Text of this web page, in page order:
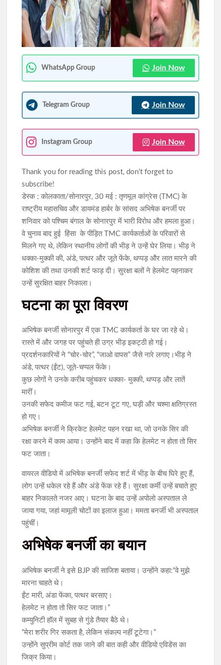
गुमला के कोइन्जारा में सर्वेश्वरी समूह ने बांटे 250 पौधे, ग्रामीणों को किया
पर्यावरण संरक्षण के लिए जागरूक
सिमडेगा में प्रतिबंधित गौवंशीय पशु के मांस के अवैध परिवहन का मामला, दो
आरोपी गिरफ्तारWhatsApp Group Join Now
Telegram Group Join Now
Instagram Group Join Now
Thank you for reading this post, don't forget to
subscribe!
डेस्क : कोलकाता/सोनारपुर, 30 मई : तृणमूल कांग्रेस (TMC) के
राष्ट्रीय महासचिव और डायमंड हार्बर के सांसद अभिषेक बनर्जी पर
शनिवार को पश्चिम बंगाल के सोनारपुर में भारी विरोध और हमला हुआ।
वे चुनाव बाद हुई हिंसा के पीड़ित TMC कार्यकर्ताओं के परिवारों से
मिलने गए थे, लेकिन स्थानीय लोगों की भीड़ ने उन्हें घेर लिया। भीड़ ने
धक्का-मुक्की की, अंडे, पत्थर और जूते फेंके, थप्पड़ और लात मारने की
कोशिश की तथा उनकी शर्ट फाड़ दी। सुरक्षा बलों ने हेलमेट पहनाकर
उन्हें सुरक्षित बाहर निकाला।
घटना का पूरा विवरण
अभिषेक बनर्जी सोनारपुर में एक TMC कार्यकर्ता के घर जा रहे थे।
रास्ते में और जगह पर पहुंचते ही उग्र भीड़ इकट्ठी हो गई।
प्रदर्शनकारियों ने “चोर-चोर”, “जाओ वापस” जैसे नारे लगाए।भीड़ ने
अंडे, पत्थर (ईंट), जूते-चप्पल फेंके।
कुछ लोगों ने उनके करीब पहुंचकर धक्का- मुक्की, थप्पड़ और लातें
मारीं।
उनकी सफेद कमीज फट गई, बटन टूट गए, घड़ी और चश्मा क्षतिग्रस्त
हो गए।
अभिषेक बनर्जी ने क्रिकेट हेलमेट पहन रखा था, जो उनके सिर की
रक्षा करने में काम आया। उन्होंने बाद में कहा कि हेलमेट न होता तो सिर
फट जाता।
वायरल वीडियो में अभिषेक बनर्जी सफेद शर्ट में भीड़ के बीच घिरे हुए हैं,
लोग उन्हें धकेल रहे हैं और अंडे फेंक रहे हैं। सुरक्षा कर्मी उन्हें बचाते हुए
बाहर निकालते नजर आए। घटना के बाद उन्हें अपोलो अस्पताल ले
जाया गया, जहां मामूली चोटों का इलाज हुआ। ममता बनर्जी भी अस्पताल
पहुंचीं।
अभिषेक बनर्जी का बयान
अभिषेक बनर्जी ने इसे BJP की साजिश बताया। उन्होंने कहा:“वे मुझे
मारना चाहते थे।
ईंट मारी, अंडा फेंका, पत्थर बरसाए।
हेलमेट न होता तो सिर फट जाता।”
कम्युनिटी हॉल में सुबह से गुंडे तैयार बैठे थे।
“मेरा शरीर गिर सकता है, लेकिन संकल्प नहीं टूटेगा।”
उन्होंने सुप्रीम कोर्ट तक जाने की बात कही और वीडियो एविडेंस का
जिक्र किया।